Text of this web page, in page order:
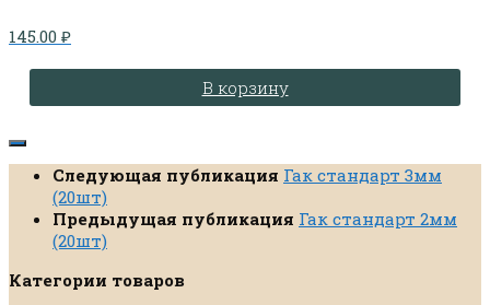
145.00 ₽
В корзину
Следующая публикация Гак стандарт 3мм
(20шт)
Предыдущая публикация Гак стандарт 2мм
(20шт)
Категории товаров